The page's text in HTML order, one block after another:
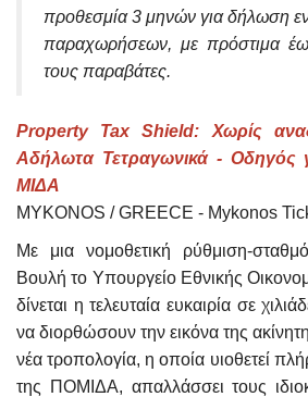
προθεσμία 3 μηνών για δήλωση
παραχωρήσεων, με πρόστιμα
τους παραβάτες.
Property Tax Shield: Χωρίς
Αδήλωτα Τετραγωνικά - Οδηγός
ΜΙΔΑ
MYKONOS / GREECE - Mykonos
Με μια νομοθετική ρύθμιση-
Βουλή το Υπουργείο Εθνικής
δίνεται η τελευταία ευκαιρία σε
να διορθώσουν την εικόνα της
νέα τροπολογία, η οποία υιοθετεί
της ΠΟΜΙΔΑ, απαλλάσσει τους